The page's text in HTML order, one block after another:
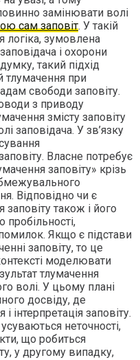
замінювати волі
сам заповіт. У такій
логіка, зумовлена
і охорони
такий підхід
тлумачення при
свободи заповіту.
з приводу
змісту заповіту
заповідача. У зв’язку
Власне потребує
заповіту» крізь
Відповідно чи є
також і його
пробільності,
Якщо є підстави
заповіту, то це
моделювати
тлумачення
волі. У цьому плані
досвіду, де
інтерпретація заповіту.
неточності,
що робиться
у другому випадку,